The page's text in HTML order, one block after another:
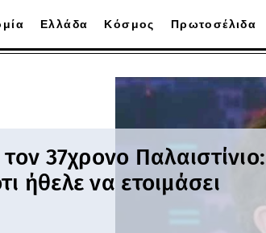
Ελλάδα Κόσμος Πρωτοσέλιδα
37χρονο Παλαιστίνιο:
ήθελε να ετοιμάσει